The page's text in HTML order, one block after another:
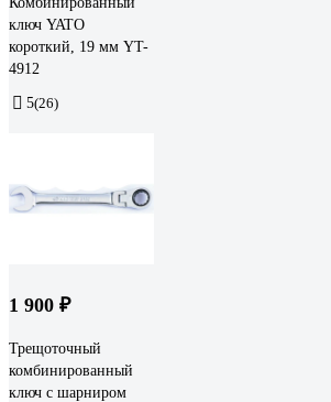
ключ YATO
короткий, 19 мм YT-
4912
5(26)
1 900 ₽
Трещоточный
комбинированный
ключ с шарниром